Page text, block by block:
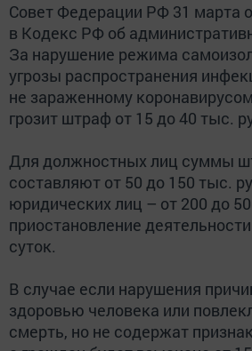
Совет Федерации РФ 31 марта
в Кодекс РФ об
За нарушение режима
угрозы распространения
не зараженному
грозит штраф от 15 до 40 тыс.
Для должностных лиц суммы
составляют от 50 до 150 тыс.
юридических лиц – от 200 до
приостановление
суток.
В случае если нарушения
здоровью человека или
смерть, но не содержат